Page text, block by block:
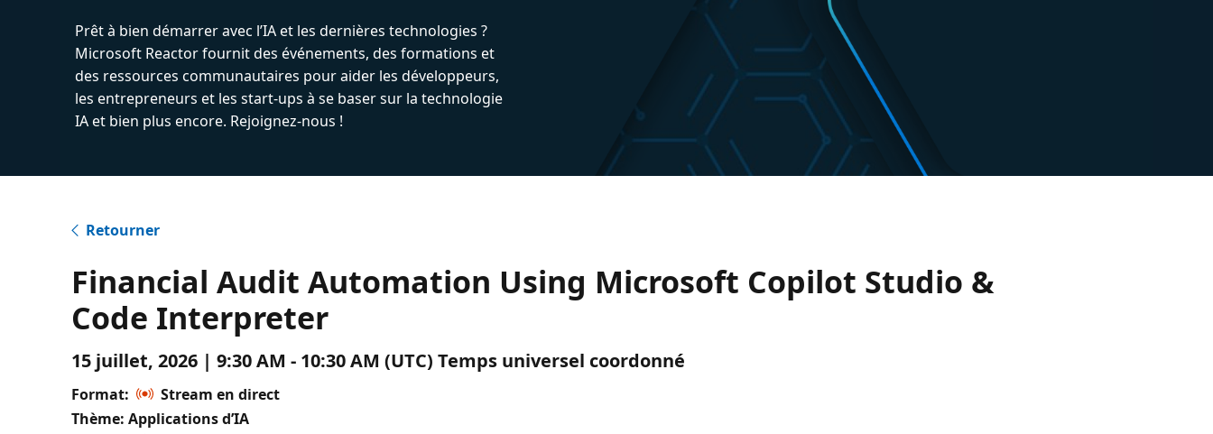
Prêt à bien démarrer avec l’IA et les dernières technologies ?
Microsoft Reactor fournit des événements, des formations et
des ressources communautaires pour aider les développeurs,
les entrepreneurs et les start-ups à se baser sur la technologie
IA et bien plus encore. Rejoignez-nous !
Retourner
Financial Audit Automation Using Microsoft Copilot Studio &
Code Interpreter
15 juillet, 2026 | 9:30 AM - 10:30 AM (UTC) Temps universel coordonné
Format:
Stream en direct
Thème: Applications d’IA